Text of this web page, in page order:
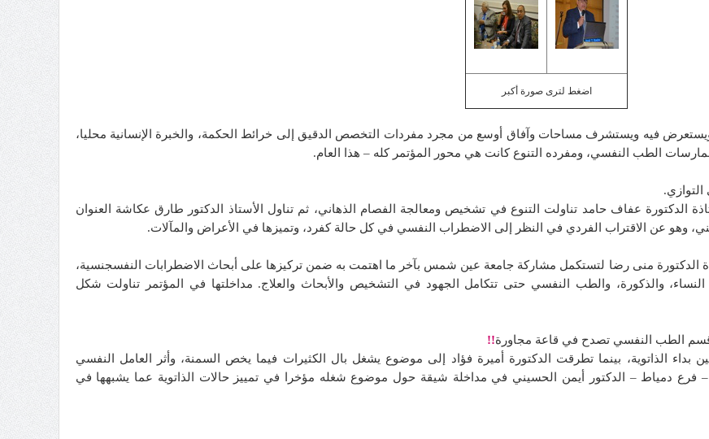
اضغط لترى صورة أكبر
فيه ويستشرف مساحات وآفاق أوسع من مجرد مفردات التخصص الدقيق إلى خرائط الحكمة، والخبرة الإنسانية محليا،
الطب النفسي، ومفرده التنوع كانت هي محور المؤتمر كله – هذا العام.
عفاف حامد تناولت التنوع في تشخيص ومعالجة الفصام الذهاني، ثم تناول الأستاذ الدكتور طارق عكاشة العنوان
وهو عن الاقتراب الفردي في النظر إلى الاضطراب النفسي في كل حالة كفرد، وتميزها في الأعراض والمآلات.
الدكتورة منى رضا لتستكمل مشاركة جامعة عين شمس بآخر ما اهتمت به ضمن تركيزها على أبحاث الاضطرابات النفسجنسية،
والذكورة، والطب النفسي حتى تتكامل الجهود في التشخيص والأبحاث والعلاج. مداخلتها في المؤتمر تناولت شكل
قسم الطب النفسي تصدح في قاعة مجاورة!!
بداء الذاتوية، بينما تطرقت الدكتورة أميرة فؤاد إلى موضوع يشغل بال الكثيرات فيما يخص السمنة، وأثر العامل النفسي
دمياط – الدكتور أيمن الحسيني في مداخلة شيقة حول موضوع شغله مؤخرا في تمييز حالات الذاتوية عما يشبهها في